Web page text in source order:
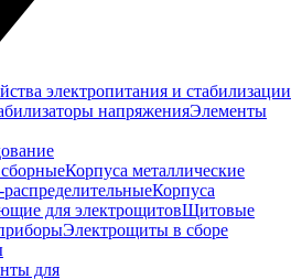
электропитания и стабилизации
напряженияЭлементы
Корпуса металлические
Корпуса
для электрощитовЩитовые
Электрощиты в сборе
для